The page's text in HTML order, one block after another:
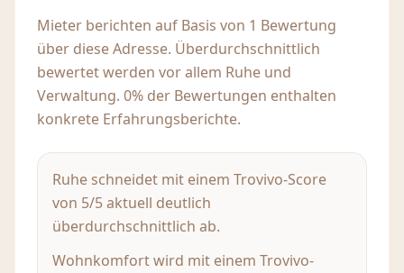
Mieter berichten auf Basis von 1 Bewertung
über diese Adresse. Überdurchschnittlich
bewertet werden vor allem Ruhe und
Verwaltung. 0% der Bewertungen enthalten
konkrete Erfahrungsberichte.
Ruhe schneidet mit einem Trovivo-Score
von 5/5 aktuell deutlich
überdurchschnittlich ab.
Wohnkomfort wird mit einem Trovivo-